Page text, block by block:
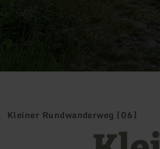
Kleiner Rundwanderweg [06]